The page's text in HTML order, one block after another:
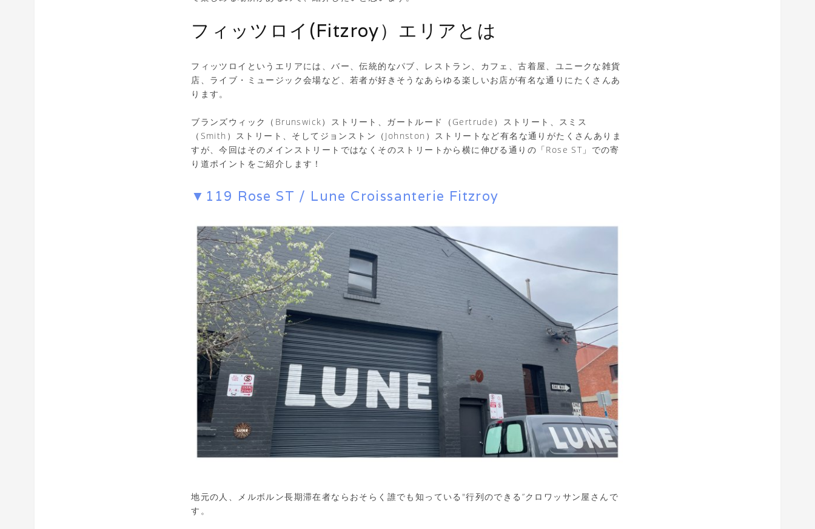
フィッツロイ(Fitzroy）エリアとは
フィッツロイというエリアには、バー、伝統的なパブ、レストラン、カフェ、古着屋、ユニークな雑貨
店、ライブ・ミュージック会場など、若者が好きそうなあらゆる楽しいお店が有名な通りにたくさんあ
ります。
ブランズウィック（Brunswick）ストリート、ガートルード（Gertrude）ストリート、スミス
（Smith）ストリート、そしてジョンストン（Johnston）ストリートなど有名な通りがたくさんありま
すが、今回はそのメインストリートではなくそのストリートから横に伸びる通りの「Rose ST」での寄
り道ポイントをご紹介します！
▼119 Rose ST / Lune Croissanterie Fitzroy
地元の人、メルボルン長期滞在者ならおそらく誰でも知っている"行列のできる”クロワッサン屋さんで
す。